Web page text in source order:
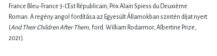
France Bleu-France 3-L’Est Républicain; Prix Alain Spiess du Deuxième
Roman. A regény angol fordítása az Egyesült Államokban szintén díjat nyert
(And Their Children After Them, ford. William Rodarmor, Albertine Prize,
2021).